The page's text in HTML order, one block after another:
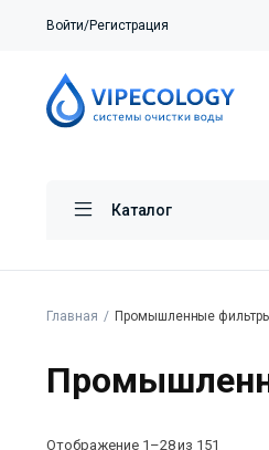
Войти/Регистрация
Каталог
Главная Промышленные
Отображение 1–28 из 151